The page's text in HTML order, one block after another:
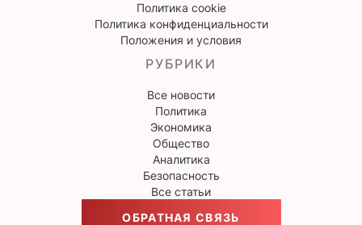
Политика cookie
Политика конфиденциальности
Положения и условия
РУБРИКИ
Все новости
Политика
Экономика
Общество
Аналитика
Безопасность
Все статьи
ОБРАТНАЯ СВЯЗЬ